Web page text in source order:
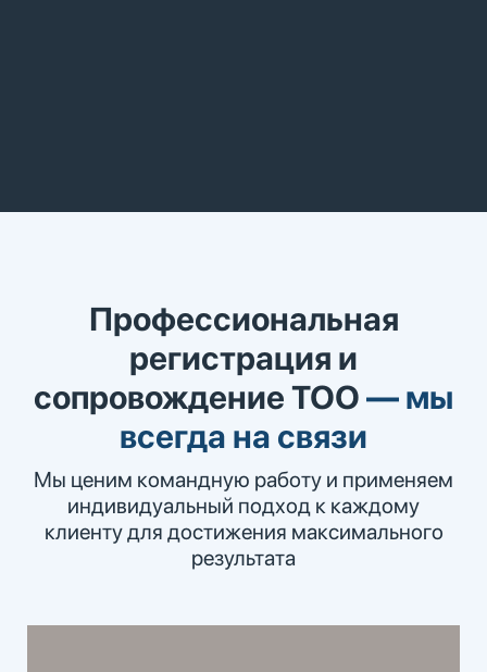
Профессиональная
регистрация и
сопровождение ТОО—мы
всегда на связи
Мы ценим командную работу и применяем
индивидуальный подход к каждому
клиенту для достижения максимального
результата